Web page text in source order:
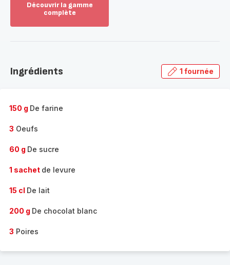
Découvrir la gamme
complète
gamme
Ingrédients 1 fournée
150 g De farine
3 Oeufs
60 g De sucre
1 sachet de levure
15 cl De lait
200 g De chocolat blanc
3 Poires